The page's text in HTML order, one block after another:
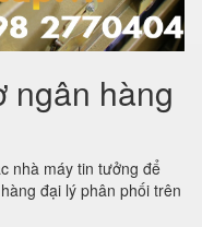
ngân hàng
nhà máy tin tưởng để
đại lý phân phối trên